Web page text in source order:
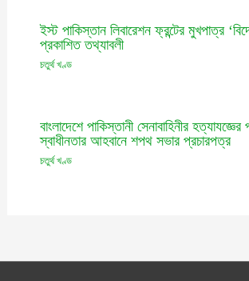
ইস্ট পাকিস্তান লিবারেশন ফ্রন্টের মুখপাত্র
প্রকাশিত তথ্যাবলী
চতুর্থ খণ্ড
বাংলাদেশে পাকিস্তানী সেনাবাহিনীর
স্বাধীনতার আহবানে শপথ সভার প্রচারপত্র
চতুর্থ খণ্ড